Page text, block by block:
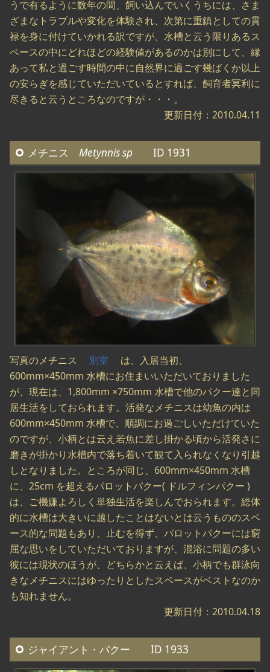
うで有るように数年の間、飼い込んでいくうちには、さま
ざまなトラブルや変化を体験され、次第に重鎮としての貫
禄を身に付けていかれる訳ですが、水槽と云う限りあるス
ペースの中にどれほどの経験値があるのかは別にして、縁
あって私と過ごす時間の中に自然界に過ごす幾ばくか以上
の安らぎを感じていただいているとすれば、飼育者冥利に
尽きると云うところなのですが・・・。
更新日付：2010.04.11
メチニス Metynnis sp ID 1931
写真のメチニス 別室 は、入居当初、
600mm×450mm 水槽にお住まいいただいておりました
が、現在は、1,800mm ×750mm 水槽で他のパクー達と同
居生活をしておられます。活発なメチニスは幼魚の内は
600mm×450mm 水槽で、順調にお過ごしいただけていた
のですが、小柄とは云え若魚に差し掛かる頃から活発さに
磨きが掛かり水槽内で落ち着いて観て入られなくなり引越
しとなりました。ところが同じ、600mm×450mm 水槽
に、25cm を超えるパロットパクー( ドルフィンパクー )
は、ご機嫌よろしく単独生活を楽しんでおられます。総体
的に水槽は大きいに越したことはないとは云うもののスペ
ース的な問題もあり、止むを得ず、パロットパクーには窮
屈な思いをしていただいておりますが、混浴に問題の多い
彼には現状のほうが、どちらかと云えば、小柄でも群泳向
きなメチニスにはゆったりとしたスペースがベストなのか
も知れません。
更新日付：2010.04.18
ジャイアント・パクー ID 1933